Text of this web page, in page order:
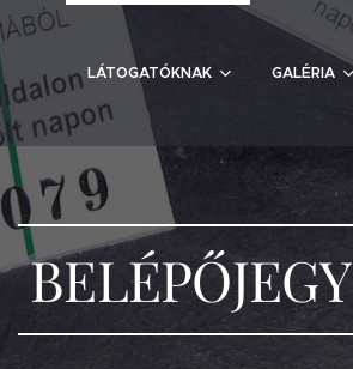
LÁTOGATÓKNAK GALÉRIA
BELÉPŐJEGY